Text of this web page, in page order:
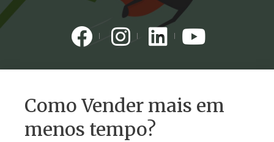
Como Vender mais em
menos tempo?